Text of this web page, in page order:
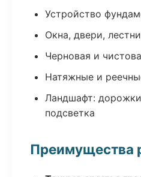
Устройство
Окна, двери,
Черновая и
Натяжные и
Ландшафт:
подсветка
Преимущества